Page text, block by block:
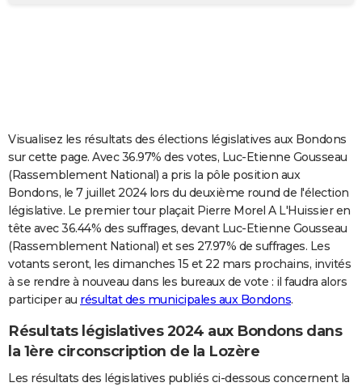
Carte de Noël
Carte Bonne année
Carte Saint-Valentin
Carte Pâques
Carte d'anniversaire
DICTIONNAIRE
Dictionnaire
Biographies
Citations
Expressions
Proverbes
COPAINS D'AVANT
S'inscrire
Se connecter
Lycées
Collèges
Primaires
Universités
Entreprises
Service militaire
Avis de recherche
AVIS DE DÉCÈS
FORUM
Visualisez les résultats des élections législatives aux Bondons
sur cette page. Avec 36.97% des votes, Luc-Etienne Gousseau
(Rassemblement National) a pris la pôle position aux
Bondons, le 7 juillet 2024 lors du deuxième round de l'élection
législative. Le premier tour plaçait Pierre Morel A L'Huissier en
tête avec 36.44% des suffrages, devant Luc-Etienne Gousseau
(Rassemblement National) et ses 27.97% de suffrages. Les
votants seront, les dimanches 15 et 22 mars prochains, invités
à se rendre à nouveau dans les bureaux de vote : il faudra alors
participer au résultat des municipales aux Bondons.
Résultats législatives 2024 aux Bondons dans
la 1ère circonscription de la Lozère
Les résultats des législatives publiés ci-dessous concernent la